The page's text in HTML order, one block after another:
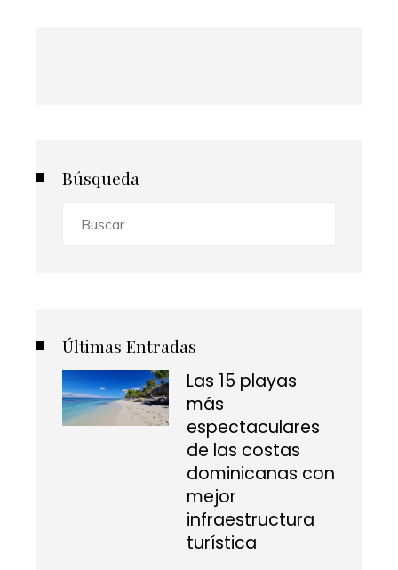
Búsqueda
Últimas Entradas
Las 15 playas
más
espectaculares
de las costas
dominicanas con
mejor
infraestructura
turística